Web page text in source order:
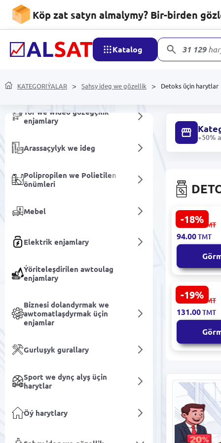
Köp zat satyn almalymy? Bir-birden
Katalog 31 129
KATEGORIÝALAR Şahsy ideg we gözellik Detoks üçin harytlar
Alkogolsyz içgiler
Hojalyk harytlary
aksesuarlar
Tor we wideo gözegçilik
enjamlary
Arassaçylyk we ideg
Polipropilen we Polietilen
önümleri
Mebel
Elektrik enjamlary
Ýöriteleşdirilen awtoulag
enjamlary
Biznesi dolandyrmak we
awtomatlaşdyrmak üçin
enjamlar
Gurluşyk gurallary
Sport we dynç alyş üçin
harytlar
Öý harytlary
+50%
-18%
CARICH
Ýagly
Toplumy 5
Kömekçisi
116.00TMT
94.00TMT
-19%
Nilrich
Probiotik
Pastilka
Süýji
162.00TMT
131.00TMT